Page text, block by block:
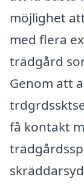
möjlighet
med flera
trädgård
Genom att
få kontakt